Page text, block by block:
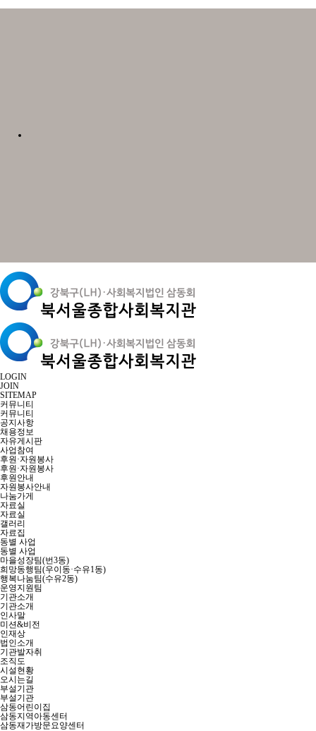
LOGIN
JOIN
SITEMAP
커뮤니티
커뮤니티
공지사항
채용정보
자유게시판
사업참여
후원·자원봉사
후원·자원봉사
후원안내
자원봉사안내
나눔가게
자료실
자료실
갤러리
자료집
동별 사업
동별 사업
마을성장팀(번3동)
희망동행팀(우이동·수유1동)
행복나눔팀(수유2동)
운영지원팀
기관소개
기관소개
인사말
미션&비전
인재상
법인소개
기관발자취
조직도
시설현황
오시는길
부설기관
부설기관
삼동어린이집
삼동지역아동센터
삼동재가방문요양센터